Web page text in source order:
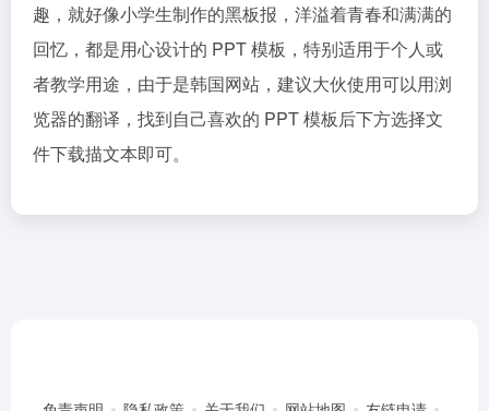
趣，就好像小学生制作的黑板报，洋溢着青春和满满的
回忆，都是用心设计的 PPT 模板，特别适用于个人或
者教学用途，由于是韩国网站，建议大伙使用可以用浏
览器的翻译，找到自己喜欢的 PPT 模板后下方选择文
件下载描文本即可。